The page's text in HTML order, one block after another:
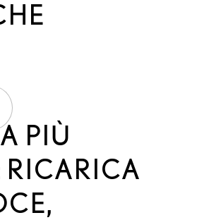
PIÙ
RICARICA
PRECEDENTE